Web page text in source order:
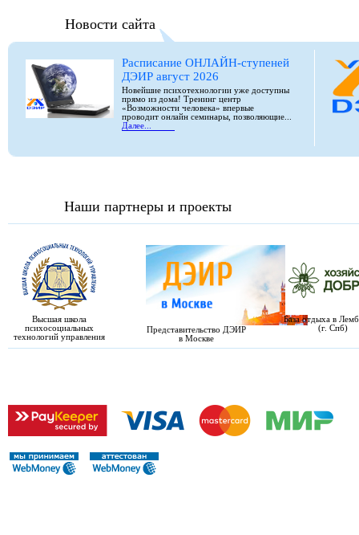
Новости сайта
Расписание ОНЛАЙН-ступеней
ДЭИР август 2026
Новейшие психотехнологии уже доступны
прямо из дома! Тренинг центр
«Возможности человека» впервые
проводит онлайн семинары, позволяющие...
Далее...
Наши партнеры и проекты
Высшая школа
психосоциальных
технологий управления
Представительство ДЭИР
в Москве
База отдыха в
(г. Спб)